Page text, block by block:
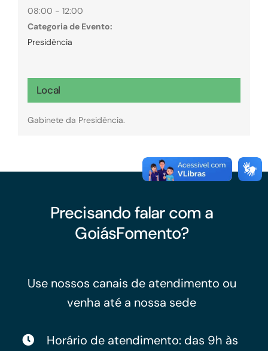
08:00 - 12:00
Categoria de Evento:
Presidência
Local
Gabinete da Presidência.
Precisando falar com a
GoiásFomento?
Use nossos canais de atendimento ou
venha até a nossa sede
Horário de atendimento: das 9h às